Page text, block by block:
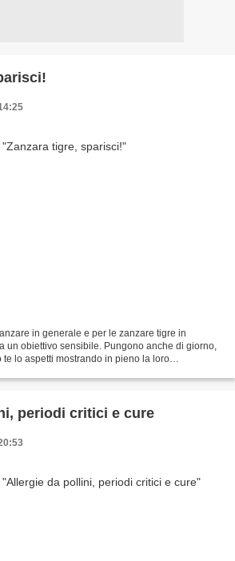
in generale e per le zanzare tigre in
un obiettivo sensibile. Pungono anche di giorno,
lo aspetti mostrando in pieno la loro
periodi critici e cure